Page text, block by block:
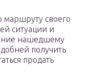
маршруту своего
ситуации и
нашедшему
получить
продать